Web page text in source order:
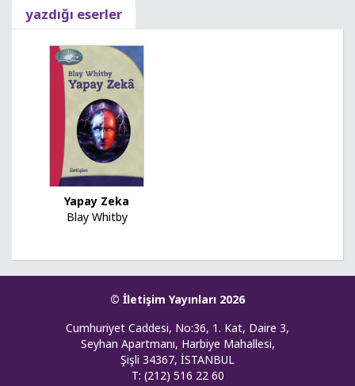
yazdığı eserler
Yapay Zeka
Blay Whitby
© İletişim Yayınları 2026
Cumhuriyet Caddesi, No:36, 1. Kat, Daire 3,
Seyhan Apartmanı, Harbiye Mahallesi,
Şişli 34367, İSTANBUL
T: (212) 516 22 60